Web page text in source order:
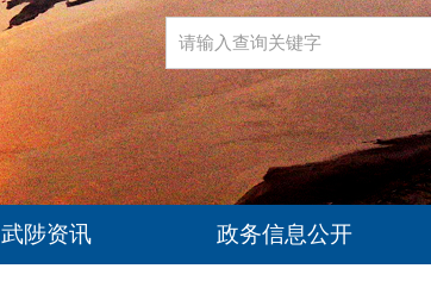
武陟资讯 政务信息公开